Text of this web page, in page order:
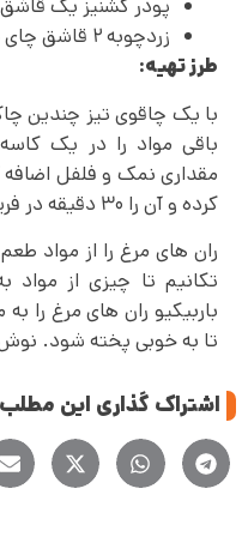
پودر گشنیز یک
زردچوبه ۲ قاشق چای خوری
طرز تهیه:
با یک چاقوی تیز چندین
باقی مواد را در یک
مقداری نمک و فلفل اضافه
کرده و آن را ۳۰ دقیقه در فریزر قرار می دهیم.
ران های مرغ را از مواد
تکانیم تا چیزی از
تا به خوبی پخته شود.
اشتراک گذاری این مطلب